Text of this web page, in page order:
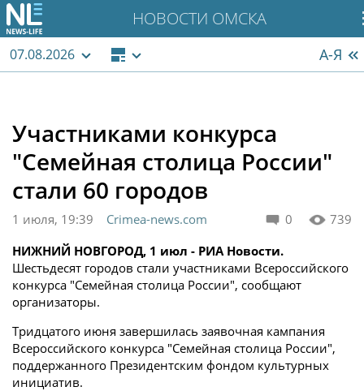
НОВОСТИ ОМСКА
07.08.2026 А-Я
Участниками конкурса
"Семейная столица России"
стали 60 городов
0 739
1 июля, 19:39
Crimea-news.com
НИЖНИЙ НОВГОРОД, 1 июл - РИА Новости.
Шестьдесят городов стали участниками Всероссийского
конкурса "Семейная столица России", сообщают
организаторы.
Тридцатого июня завершилась заявочная кампания
Всероссийского конкурса "Семейная столица России",
поддержанного Президентским фондом культурных
инициатив.